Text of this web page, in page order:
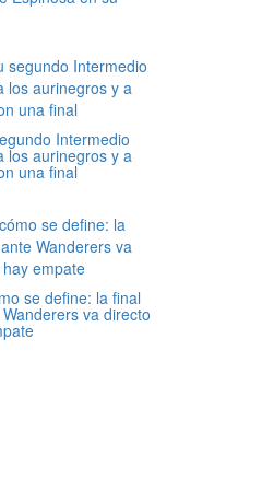
Intermedio
los aurinegros y a
una final
se define: la final
va directo